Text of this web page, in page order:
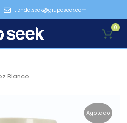
tienda.seek@gruposeek.com
0
Blanco
Agotado